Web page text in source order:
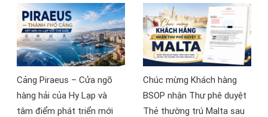
Cảng Piraeus – Cửa ngõ
hàng hải của Hy Lạp và
tâm điểm phát triển mới
Chúc mừng Khách hàng
BSOP nhận Thư phê duyệt
Thẻ thường trú Malta sau